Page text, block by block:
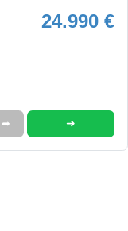
24.990 €
➦ ➜